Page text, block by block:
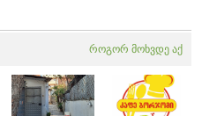
როგორ მოხვდე აქ